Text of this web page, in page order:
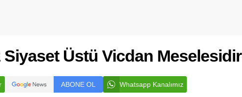
Üstü Vicdan Meselesidir
ABONE OL Whatsapp Kanalımız